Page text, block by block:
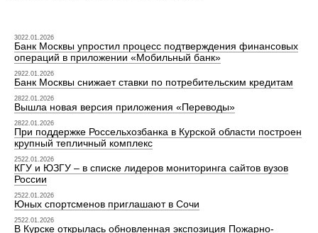
3022.01.2026
Банк Москвы упростил процесс подтверждения финансовых
операций в приложении «Мобильный банк»
2922.01.2026
Банк Москвы снижает ставки по потребительским кредитам
2822.01.2026
Вышла новая версия приложения «Переводы»
2822.01.2026
При поддержке Россельхозбанка в Курской области построен
крупный тепличный комплекс
2522.01.2026
КГУ и ЮЗГУ – в списке лидеров мониторинга сайтов вузов
России
2522.01.2026
Юных спортсменов приглашают в Сочи
2522.01.2026
В Курске открылась обновленная экспозиция Пожарно-